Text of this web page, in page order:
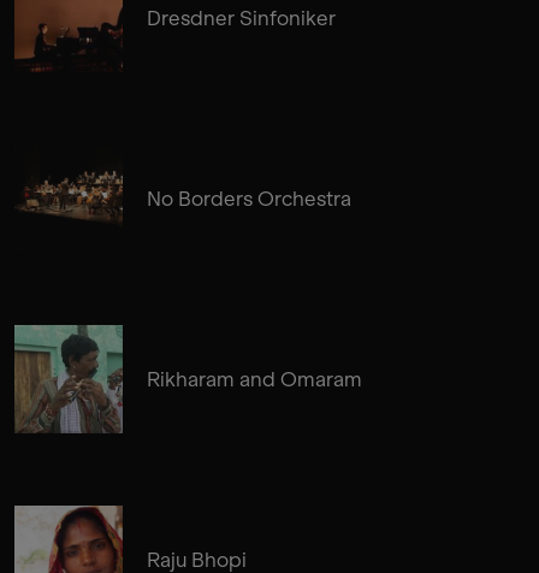
Dresdner Sinfoniker
No Borders Orchestra
Rikharam and Omaram
Raju Bhopi